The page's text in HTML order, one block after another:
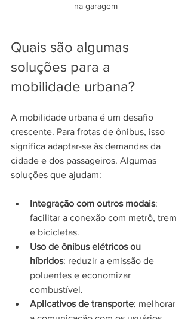
na garagem
Quais são algumas
soluções para a
mobilidade urbana?
A mobilidade urbana é um desafio
crescente. Para frotas de ônibus, isso
significa adaptar-se às demandas da
cidade e dos passageiros. Algumas
soluções que ajudam:
Integração com outros modais:
facilitar a conexão com metrô, trem
e bicicletas.
Uso de ônibus elétricos ou
híbridos: reduzir a emissão de
poluentes e economizar
combustível.
Aplicativos de transporte: melhorar